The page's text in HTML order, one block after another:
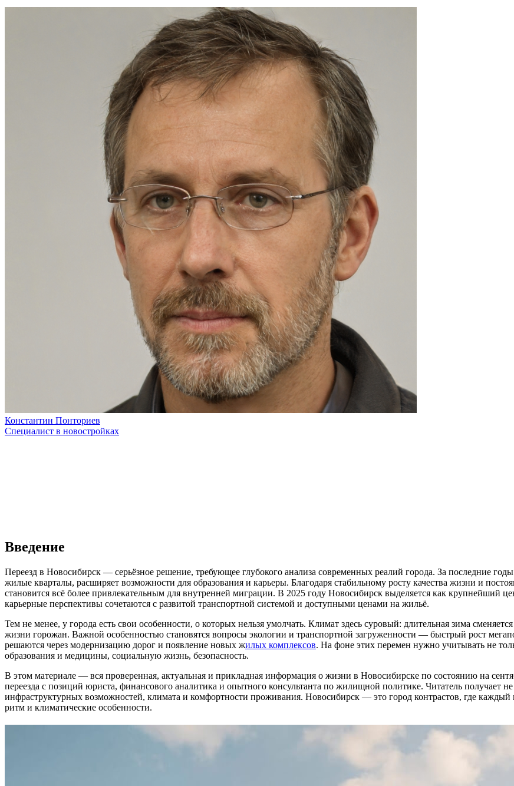
Константин Понториев
Специалист в новостройках
Введение
Переезд в Новосибирск — серьёзное решение, требующее глубокого анализа современных реалий города. За последние
жилые кварталы, расширяет возможности для образования и карьеры. Благодаря стабильному росту качества жизни и
становится всё более привлекательным для внутренней миграции. В 2025 году Новосибирск выделяется как крупнейший
карьерные перспективы сочетаются с развитой транспортной системой и доступными ценами на жильё.
Тем не менее, у города есть свои особенности, о которых нельзя умолчать. Климат здесь суровый: длительная зима
жизни горожан. Важной особенностью становятся вопросы экологии и транспортной загруженности — быстрый рост
решаются через модернизацию дорог и появление новых жилых комплексов. На фоне этих перемен нужно учитывать не
образования и медицины, социальную жизнь, безопасность.
В этом материале — вся проверенная, актуальная и прикладная информация о жизни в Новосибирске по состоянию на
переезда с позиций юриста, финансового аналитика и опытного консультанта по жилищной политике. Читатель получает
инфраструктурных возможностей, климата и комфортности проживания. Новосибирск — это город контрастов, где
ритм и климатические особенности.